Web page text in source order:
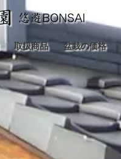
取扱商品 盆栽の価格